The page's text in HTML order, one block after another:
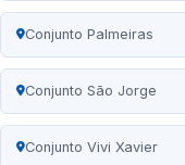
Conjunto Palmeiras
Conjunto São Jorge
Conjunto Vivi Xavier